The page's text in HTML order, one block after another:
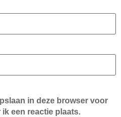
in deze browser voor
een reactie plaats.